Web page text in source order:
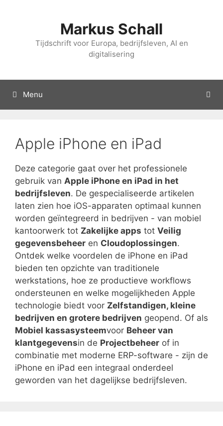
Markus Schall
Tijdschrift voor Europa, bedrijfsleven, AI en
digitalisering
Menu
Apple iPhone en iPad
Deze categorie gaat over het professionele
gebruik van Apple iPhone en iPad in het
bedrijfsleven. De gespecialiseerde artikelen
laten zien hoe iOS-apparaten optimaal kunnen
worden geïntegreerd in bedrijven - van mobiel
kantoorwerk tot Zakelijke apps tot Veilig
gegevensbeheer en Cloudoplossingen.
Ontdek welke voordelen de iPhone en iPad
bieden ten opzichte van traditionele
werkstations, hoe ze productieve workflows
ondersteunen en welke mogelijkheden Apple
technologie biedt voor Zelfstandigen, kleine
bedrijven en grotere bedrijven geopend. Of als
Mobiel kassasysteemvoor Beheer van
klantgegevensin de Projectbeheer of in
combinatie met moderne ERP-software - zijn de
iPhone en iPad een integraal onderdeel
geworden van het dagelijkse bedrijfsleven.